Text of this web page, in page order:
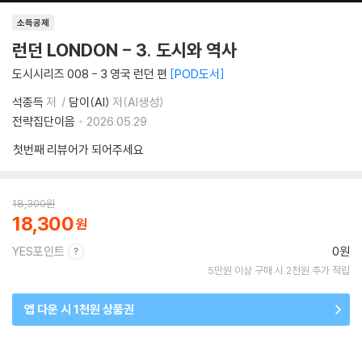
소득공제
런던 LONDON - 3. 도시와 역사
도시시리즈 008 - 3 영국 런던 편 POD도서
석종득 저 담이(AI) 저(AI생성)
전략집단이음
2026.05.29.
첫번째 리뷰어가 되어주세요
18,300원
18,300
YES포인트 0원
5만원 이상 구매 시 2천원 추가 적립
앱 다운 시 1천원 상품권